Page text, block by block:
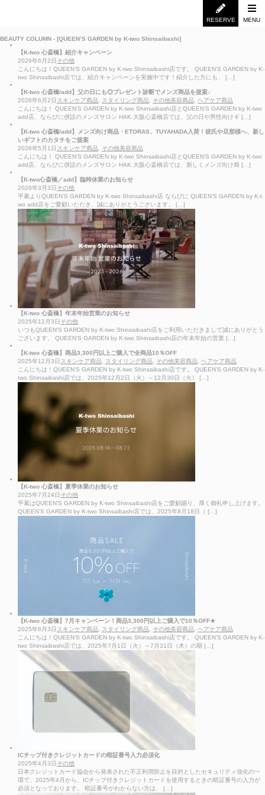
RESERVE MENU
BEAUTY COLUMN - [QUEEN’S GARDEN by K-two Shinsaibashi]
【K-two 心斎橋】紹介キャンペーン
2026年6月2日 その他
こんにちは！QUEEN’S GARDEN by K-two Shinsaibashi店です。 QUEEN’S GARDEN by K-
two Shinsaibashi店では、紹介キャンペーンを実施中です！紹介した方にも、 […]
【K-two 心斎橋/add】父の日にも◎プレゼント診断でメンズ商品を提案♪
2026年6月2日 スキンケア商品 スタイリング商品 その他美容商品 ヘアケア商品
こんにちは！ QUEEN’S GARDEN by K-two Shinsaibashi店とQUEEN’S GARDEN by K-two
add店、ならびに併設のメンズサロン HAK.大阪心斎橋店では、父の日や男性向けギ […]
【K-two 心斎橋/add】メンズ向け商品・ETORAS、TUYAHADA入荷！彼氏や旦那様へ、新し
いギフトのカタチをご提案
2026年5月1日 スキンケア商品
その他美容商品
こんにちは！ QUEEN’S GARDEN by K-two Shinsaibashi店とQUEEN’S GARDEN by K-two
add店、ならびに併設のメンズサロン HAK.大阪心斎橋店では、新しくメンズ向け商 […]
【K-two心斎橋／add】臨時休業のお知らせ
2026年3月3日 その他
平素よりQUEEN’S GARDEN by K-two Shinsaibashi店 ならびに QUEEN’S GARDEN by K-t
wo add店をご愛顧いただき、誠にありがとうございます。 […]
【K-two 心斎橋】年末年始営業のお知らせ
2025年12月3日 その他
いつもQUEEN’S GARDEN by K-two Shinsaibashi店をご利用いただきまして誠にありがとう
ございます。 QUEEN’S GARDEN by K-two Shinsaibashi店の年末年始の営業 […]
【K-two 心斎橋】商品3,300円以上ご購入で全商品10％OFF
2025年12月3日 スキンケア商品 スタイリング商品 その他美容商品 ヘアケア商品
こんにちは！QUEEN’S GARDEN by K-two Shinsaibashi店です。 QUEEN’S GARDEN by K-
two Shinsaibashi店では、2025年12月2日（火）～12月30日（火） […]
【K-two 心斎橋】夏季休業のお知らせ
2025年7月24日 その他
平素はQUEEN’S GARDEN by K-two Shinsaibashi店をご愛顧賜り、厚く御礼申し上げます。
QUEEN’S GARDEN by K-two Shinsaibashi店では、2025年8月18日（ […]
【K-two 心斎橋】7月キャンペーン！商品3,300円以上ご購入で10％OFF★
2025年6月3日 スキンケア商品 スタイリング商品 その他美容商品 ヘアケア商品
こんにちは！QUEEN’S GARDEN by K-two Shinsaibashi店です。 QUEEN’S GARDEN by K-
two Shinsaibashi店では、2025年7月1日（火）～7月31日（木）の期 […]
ICチップ付きクレジットカードの暗証番号入力必須化
2025年4月3日 その他
日本クレジットカード協会から発表された不正利用防止を目的としたセキュリティ強化の一
環で、2025年4月から、ICチップ付きクレジットカードを使用するときの暗証番号の入力が
必須となっております。 暗証番号がわからない方は、 […]